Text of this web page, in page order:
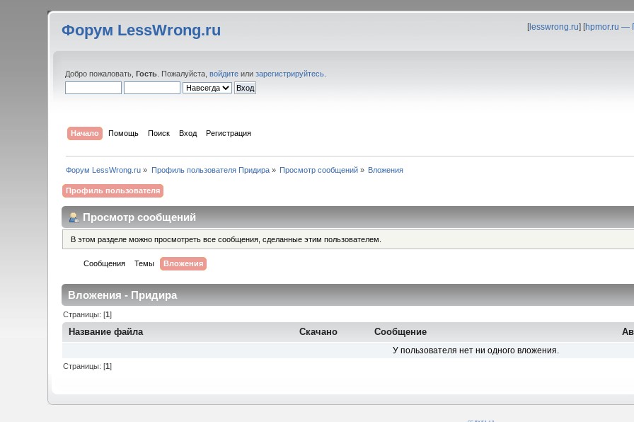
Форум LessWrong.ru [lesswrong.ru] [hpmor.ru
Добро пожаловать,Гость . Пожалуйста,войдите илизарегистрируйтесь
Начало Помощь Поиск Вход Регистрация
Форум LessWrong.ru » Профиль пользователя Придира» Просмотр сообщений » Вложения
Профиль пользователя
Просмотр сообщений
В этом разделе можно просмотреть все сообщения, сделанные этим пользователем.
Сообщения Темы Вложения
Вложения - Придира
Страницы: [1]
Название файла Скачано Сообщение
У пользователя нет ни одного вложения.
Страницы: [1]